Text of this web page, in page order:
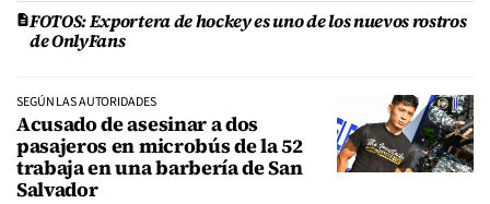
FOTOS: Exportera de hockey es uno de los nuevos rostros
de OnlyFans
SEGÚN LAS AUTORIDADES
Acusado de asesinar a dos
pasajeros en microbús de la 52
trabaja en una barbería de San
Salvador